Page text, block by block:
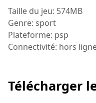
Taille du jeu: 574MB
Genre: sport
Plateforme: psp
Connectivité: hors
Télécharger